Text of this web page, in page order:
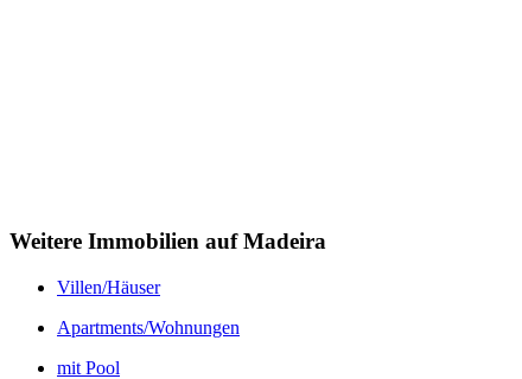
Weitere Immobilien auf Madeira
Villen/Häuser
Apartments/Wohnungen
mit Pool